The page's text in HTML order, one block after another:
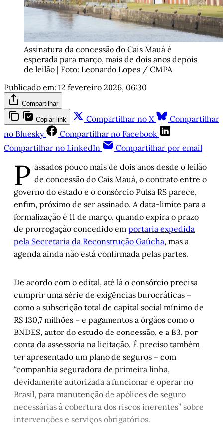
Assinatura da concessão do Cais Mauá é
esperada para março, mais de dois anos depois
de leilão | Foto: Leonardo Lopes / CMPA
Publicado em: 12 fevereiro 2026, 06:30
Compartilhar
Copiar link Compartilhar no X
Compartilhar
no Bluesky
Compartilhar no Facebook
Compartilhar no LinkedIn
Compartilhar por email
P assados pouco mais de dois anos desde o leilão
de concessão do Cais Mauá, o contrato entre o
governo do estado e o consórcio Pulsa RS parece,
enfim, próximo de ser assinado. A data-limite para a
formalização é 11 de março, quando expira o prazo
de prorrogação concedido em portaria expedida
pela Secretaria da Reconstrução Gaúcha, mas a
agenda ainda não está confirmada pelas partes.
De acordo com o edital, até lá o consórcio precisa
cumprir uma série de exigências burocráticas –
como a subscrição total de capital social mínimo de
R$ 130,7 milhões – e pagamentos a órgãos como o
BNDES, autor do estudo de concessão, e a B3, por
conta da assessoria na licitação. É preciso também
ter apresentado um plano de seguros – com
“companhia seguradora de primeira linha,
devidamente autorizada a funcionar e operar no
Brasil, para manutenção de apólices de seguro
necessárias à cobertura dos riscos inerentes” sobre
intervenções e serviços obrigatórios.